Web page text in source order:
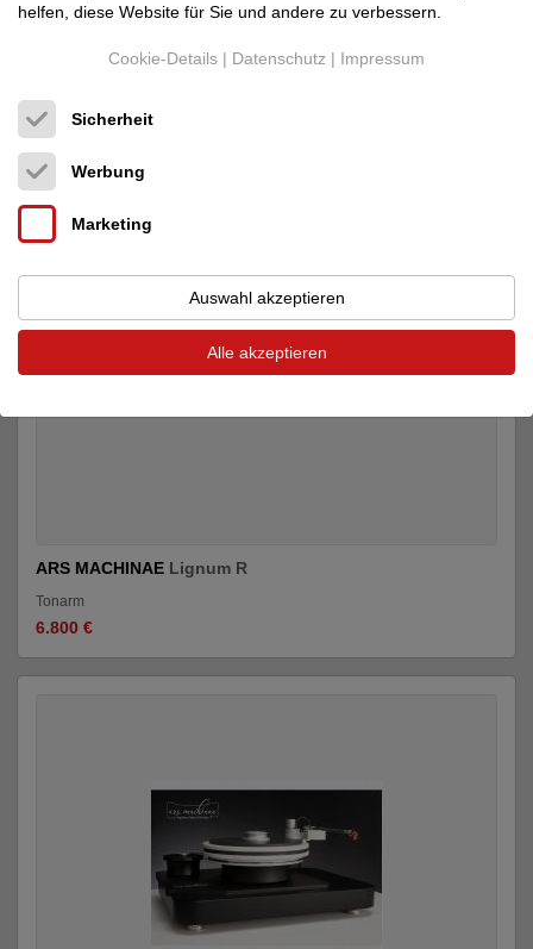
Inserate von arsmachinae Audio im audio-
markt
ARS MACHINAE Lignum R
Tonarm
6.800 €
helfen, diese Website für Sie und andere zu verbessern.
Cookie-Details | Datenschutz | Impressum
Sicherheit
Werbung
Marketing
Auswahl akzeptieren
Alle akzeptieren